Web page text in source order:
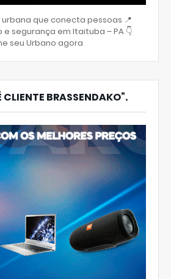
que conecta pessoas 📍
segurança em Itaituba – PA 👇
seu Urbano agora
CLIENTE BRASSENDAKO”.